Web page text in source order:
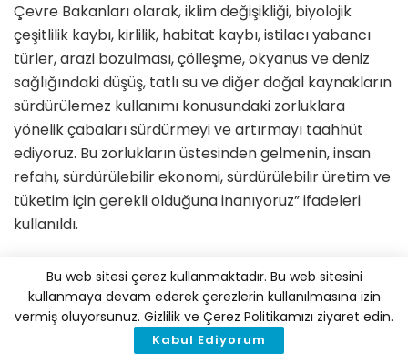
Çevre Bakanları olarak, iklim değişikliği, biyolojik
çeşitlilik kaybı, kirlilik, habitat kaybı, istilacı yabancı
türler, arazi bozulması, çölleşme, okyanus ve deniz
sağlığındaki düşüş, tatlı su ve diğer doğal kaynakların
sürdürülemez kullanımı konusundaki zorluklara
yönelik çabaları sürdürmeyi ve artırmayı taahhüt
ediyoruz. Bu zorlukların üstesinden gelmenin, insan
refahı, sürdürülebilir ekonomi, sürdürülebilir üretim ve
tüketim için gerekli olduğuna inanıyoruz” ifadeleri
kullanıldı.
Bu arada, G20 Çevre Bakanları toplantısı sebebiyle
gün boyu Napoli kentinin farklı noktalarında G20
karşıtı protestolar yapıldı. Protestocular ellerinde
“G20’yi durdurun” yazılı pankartlar taşırken, Bovio
Meydanında toplanan göstericilerle güvenlik güçleri
Bu web sitesi çerez kullanmaktadır. Bu web sitesini
kullanmaya devam ederek çerezlerin kullanılmasına izin
vermiş oluyorsunuz. Gizlilik ve Çerez Politikamızı ziyaret edin.
Kabul Ediyorum